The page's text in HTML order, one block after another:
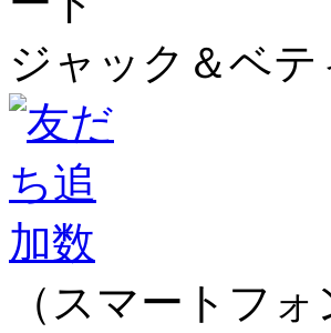
ジャック＆ベ
（スマートフォ